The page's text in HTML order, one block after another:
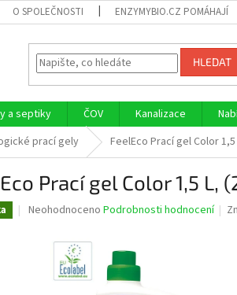
O SPOLEČNOSTI ENZYMYBIO.CZ POMÁHAJÍ
HLEDAT
a septiky ČOV Kanalizace
prací gely FeelEco Prací gel Color
Prací gel Color 1,5 L,
Průměrné
produktu
Neohodnoceno Podrobnosti hodnocení